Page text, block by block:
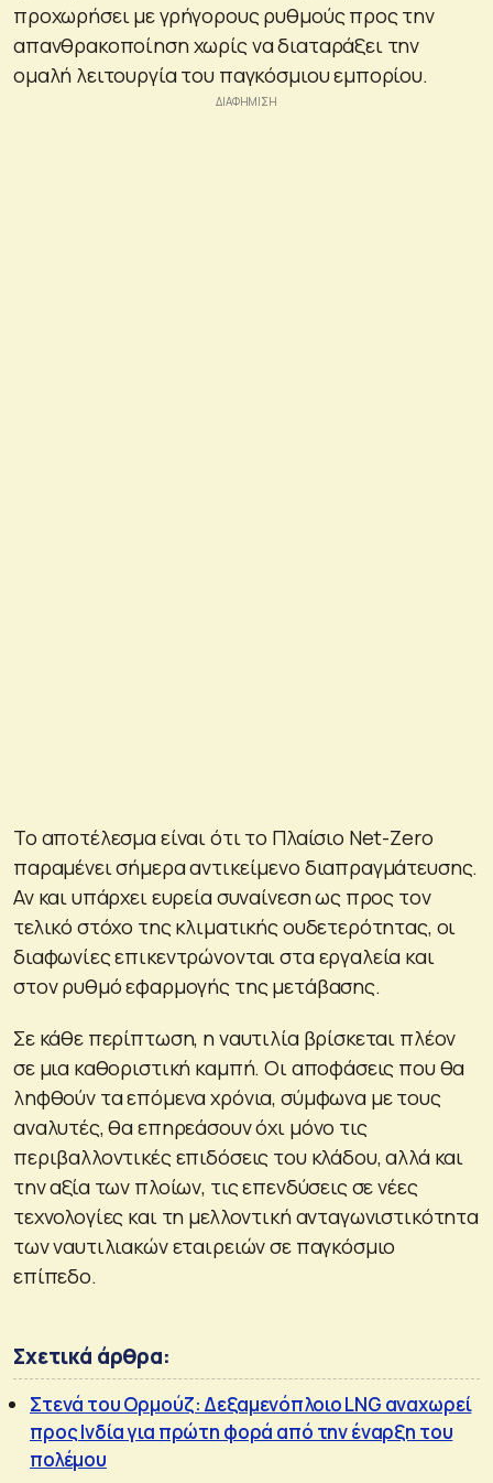
προχωρήσει με γρήγορους ρυθμούς προς την
απανθρακοποίηση χωρίς να διαταράξει την
ομαλή λειτουργία του παγκόσμιου εμπορίου.
Το αποτέλεσμα είναι ότι το Πλαίσιο Net-Zero
παραμένει σήμερα αντικείμενο διαπραγμάτευσης.
Αν και υπάρχει ευρεία συναίνεση ως προς τον
τελικό στόχο της κλιματικής ουδετερότητας, οι
διαφωνίες επικεντρώνονται στα εργαλεία και
στον ρυθμό εφαρμογής της μετάβασης.
Σε κάθε περίπτωση, η ναυτιλία βρίσκεται πλέον
σε μια καθοριστική καμπή. Οι αποφάσεις που θα
ληφθούν τα επόμενα χρόνια, σύμφωνα με τους
αναλυτές, θα επηρεάσουν όχι μόνο τις
περιβαλλοντικές επιδόσεις του κλάδου, αλλά και
την αξία των πλοίων, τις επενδύσεις σε νέες
τεχνολογίες και τη μελλοντική ανταγωνιστικότητα
των ναυτιλιακών εταιρειών σε παγκόσμιο
επίπεδο.
Σχετικά άρθρα:
Στενά του Ορμούζ: Δεξαμενόπλοιο LNG αναχωρεί
προς Ινδία για πρώτη φορά από την έναρξη του
πολέμου